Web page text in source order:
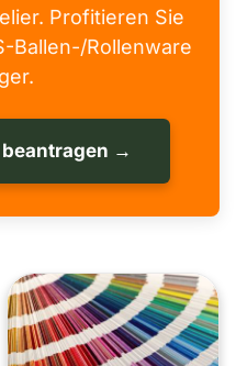
Profitieren Sie
Ballen-/Rollenware
→